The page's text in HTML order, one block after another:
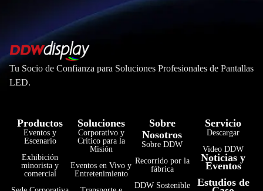
Tu Socio de Confianza para Soluciones Profesionales de Pantallas
LED.
Productos
Eventos y
Escenario
Exhibición
minorista y
comercial
Soluciones
Corporativo y
Crítico para la
Misión
Eventos en Vivo y
Entretenimiento
Sobre
Nosotros
Sobre DDW
Recorrido por la
fábrica
DDW Sostenible
Servicio
Descargar
Video DDW
Noticias y
Eventos
Estudios de
فارسی